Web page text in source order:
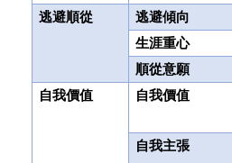
逃避順從
逃避傾向
生涯重心
順從意願
自我價值
自我價值
自我主張